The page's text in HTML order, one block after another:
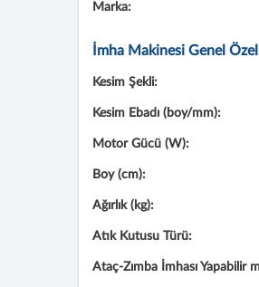
Marka:
İmha Makinesi Genel
Kesim Şekli:
Kesim Ebadı (boy/mm):
Motor Gücü (W):
Boy (cm):
Ağırlık (kg):
Atık Kutusu Türü:
Ataç-Zımba İmhası Yapabilir